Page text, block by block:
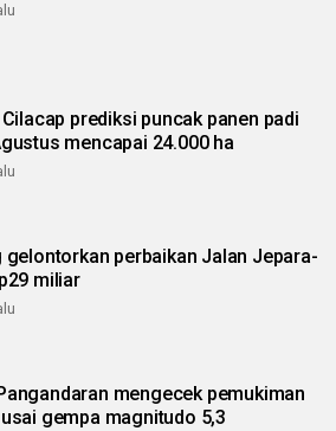
prediksi puncak panen padi
mencapai 24.000 ha
gelontorkan perbaikan Jalan Jepara-
miliar
mengecek pemukiman
gempa magnitudo 5,3